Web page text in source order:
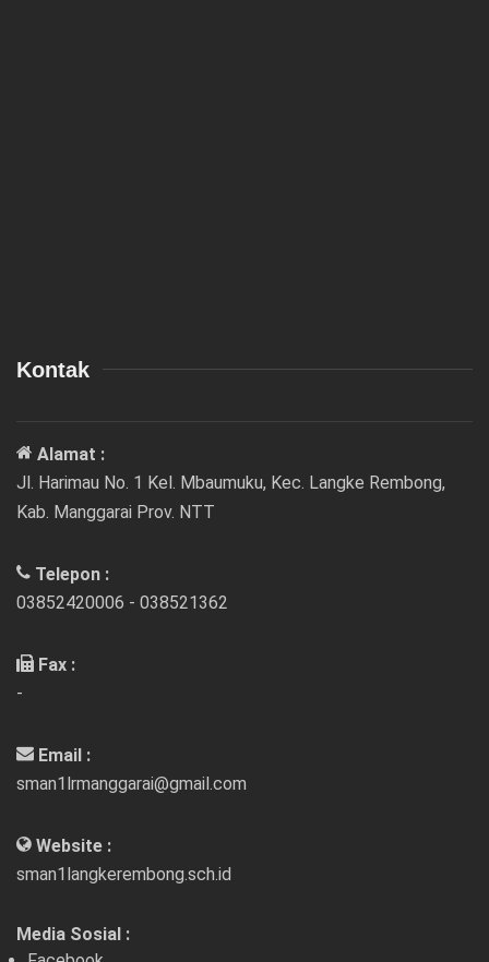
Kontak
Alamat :
Jl. Harimau No. 1 Kel. Mbaumuku, Kec. Langke Rembong,
Kab. Manggarai Prov. NTT
Telepon :
03852420006 - 038521362
Fax :
-
Email :
sman1lrmanggarai@gmail.com
Website :
sman1langkerembong.sch.id
Media Sosial :